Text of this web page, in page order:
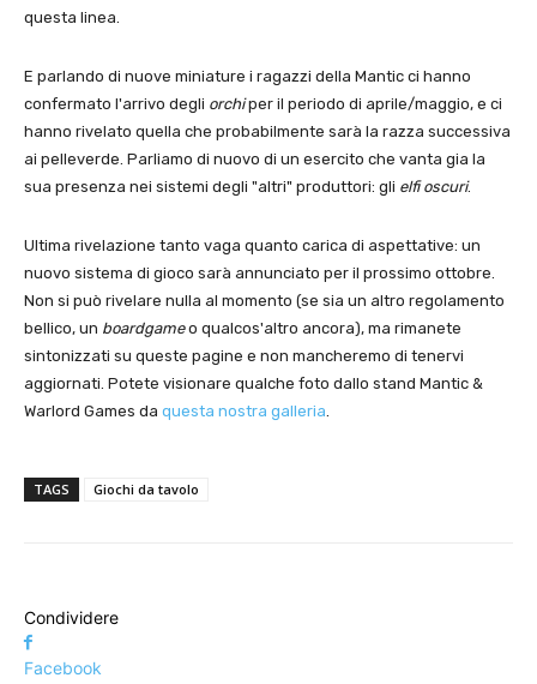
questa linea.
E parlando di nuove miniature i ragazzi della Mantic ci hanno
confermato l'arrivo degli orchiper il periodo di aprile/maggio, e ci
hanno rivelato quella che probabilmente sarà la razza successiva
ai pelleverde. Parliamo di nuovo di un esercito che vanta gia la
sua presenza nei sistemi degli "altri" produttori: gli elfi oscuri.
Ultima rivelazione tanto vaga quanto carica di aspettative: un
nuovo sistema di gioco sarà annunciato per il prossimo ottobre.
Non si può rivelare nulla al momento (se sia un altro regolamento
bellico, un boardgameo qualcos'altro ancora), ma rimanete
sintonizzati su queste pagine e non mancheremo di tenervi
aggiornati. Potete visionare qualche foto dallo stand Mantic &
Warlord Games da questa nostra galleria.
TAGS Giochi da tavolo
Condividere
Facebook